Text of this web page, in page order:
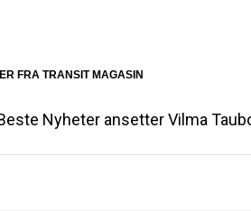
FRA TRANSIT MAGASIN
Nyheter ansetter Vilma
er utdannet journalist og har jobbet for NRK,